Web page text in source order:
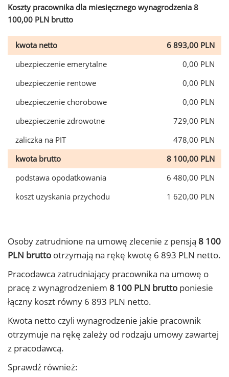
Koszty pracownika dla miesięcznego wynagrodzenia 8
100,00 PLN brutto
kwota netto
6 893,00 PLN
ubezpieczenie emerytalne
0,00 PLN
ubezpieczenie rentowe
0,00 PLN
ubezpieczenie chorobowe
0,00 PLN
ubezpieczenie zdrowotne
729,00 PLN
zaliczka na PIT
478,00 PLN
kwota brutto
8 100,00 PLN
podstawa opodatkowania
6 480,00 PLN
koszt uzyskania przychodu
1 620,00 PLN
Osoby zatrudnione na umowę zlecenie z pensją 8 100
PLN brutto otrzymają na rękę kwotę 6 893 PLN netto.
Pracodawca zatrudniający pracownika na umowę o
pracę z wynagrodzeniem 8 100 PLN brutto poniesie
łączny koszt równy 6 893 PLN netto.
Kwota netto czyli wynagrodzenie jakie pracownik
otrzymuje na rękę zależy od rodzaju umowy zawartej
z pracodawcą.
Sprawdź również: